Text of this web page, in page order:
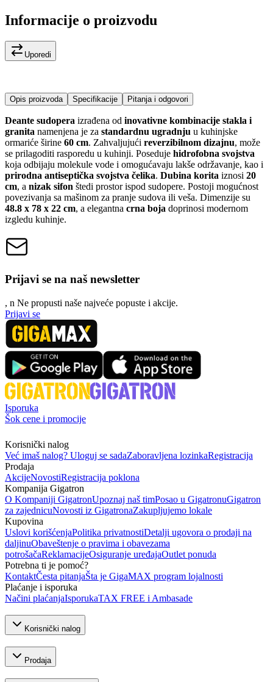
Informacije o proizvodu
Uporedi
Opis proizvoda Specifikacije Pitanja i odgovori
Deante sudopera izrađena od inovativne kombinacije stakla i
granita namenjena je za standardnu ugradnju u kuhinjske
ormariće širine 60 cm. Zahvaljujući reverzibilnom dizajnu, može
se prilagoditi rasporedu u kuhinji. Poseduje hidrofobna svojstva
koja odbijaju molekule vode i omogućavaju lakše održavanje, kao i
prirodna antiseptička svojstva čelika. Dubina korita iznosi 20
cm, a nizak sifon štedi prostor ispod sudopere. Postoji mogućnost
povezivanja sa mašinom za pranje sudova ili veša. Dimenzije su
48.8 x 78 x 22 cm, a elegantna crna boja doprinosi modernom
izgledu kuhinje.
Prijavi se na naš newsletter
, n Ne propusti naše najveće popuste i akcije.
Prijavi se
Isporuka
Šok cene i promocije
Korisnički nalog
Već imaš nalog? Uloguj se sadaZaboravljena lozinkaRegistracija
Prodaja
AkcijeNovostiRegistracija poklona
Kompanija Gigatron
O Kompaniji GigatronUpoznaj naš timPosao u GigatronuGigatron
za zajednicuNovosti iz GigatronaZakupljujemo lokale
Kupovina
Uslovi korišćenjaPolitika privatnostiDetalji ugovora o prodaji na
daljinuObaveštenje o pravima i obavezama
potrošačaReklamacijeOsiguranje uređajaOutlet ponuda
Potrebna ti je pomoć?
KontaktČesta pitanjaŠta je GigaMAX program lojalnosti
Plaćanje i isporuka
Načini plaćanjaIsporukaTAX FREE i Ambasade
Korisnički nalog
Prodaja